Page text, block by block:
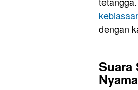
dengan
Suara